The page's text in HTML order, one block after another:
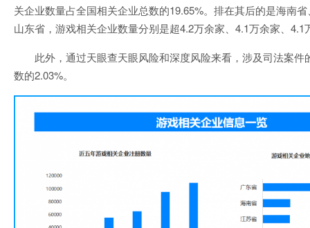
关企业数量占全国相关企业总数的19.65%。排在其后的是海南
山东省，游戏相关企业数量分别是超4.2万余家、4.1万余家、4.1
此外，通过天眼查天眼风险和深度风险来看，涉及司法案件
数的2.03%。